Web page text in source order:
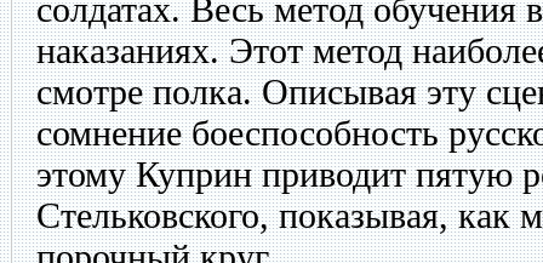
солдатах. Весь метод обучения
наказаниях. Этот метод
смотре полка. Описывая эту
сомнение боеспособность
этому Куприн приводит пятую
Стельковского, показывая, как